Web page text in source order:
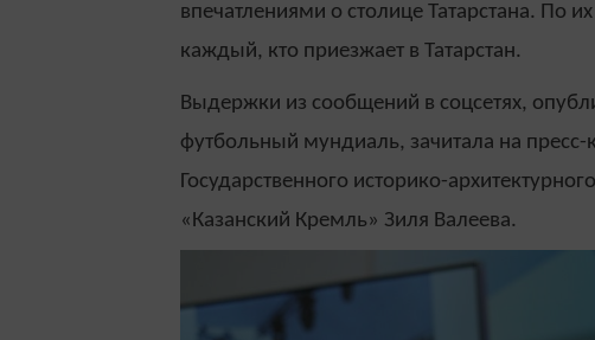
впечатлениями о столице Татарстана. По
каждый, кто приезжает в Татарстан.
Выдержки из сообщений в соцсетях,
футбольный мундиаль, зачитала на
Государственного историко-
«Казанский Кремль» Зиля Валеева.